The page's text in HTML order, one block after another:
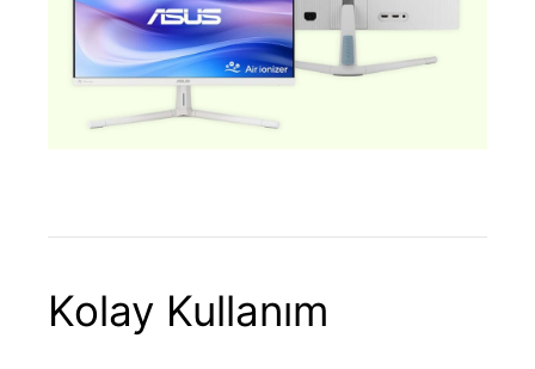
Kolay Kullanım